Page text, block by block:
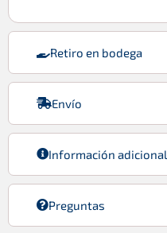
Retiro en bodega
Envío
Información adicional
Preguntas